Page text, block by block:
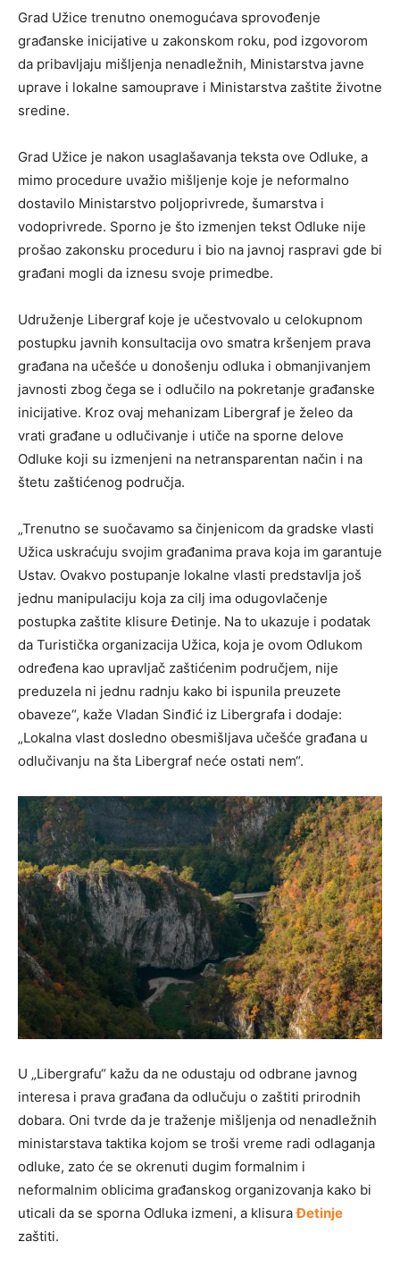
Grad Užice trenutno onemogućava sprovođenje
građanske inicijative u zakonskom roku, pod izgovorom
da pribavljaju mišljenja nenadležnih, Ministarstva javne
uprave i lokalne samouprave i Ministarstva zaštite životne
sredine.
Grad Užice je nakon usaglašavanja teksta ove Odluke, a
mimo procedure uvažio mišljenje koje je neformalno
dostavilo Ministarstvo poljoprivrede, šumarstva i
vodoprivrede. Sporno je što izmenjen tekst Odluke nije
prošao zakonsku proceduru i bio na javnoj raspravi gde bi
građani mogli da iznesu svoje primedbe.
Udruženje Libergraf koje je učestvovalo u celokupnom
postupku javnih konsultacija ovo smatra kršenjem prava
građana na učešće u donošenju odluka i obmanjivanjem
javnosti zbog čega se i odlučilo na pokretanje građanske
inicijative. Kroz ovaj mehanizam Libergraf je želeo da
vrati građane u odlučivanje i utiče na sporne delove
Odluke koji su izmenjeni na netransparentan način i na
štetu zaštićenog područja.
„Trenutno se suočavamo sa činjenicom da gradske vlasti
Užica uskraćuju svojim građanima prava koja im garantuje
Ustav. Ovakvo postupanje lokalne vlasti predstavlja još
jednu manipulaciju koja za cilj ima odugovlačenje
postupka zaštite klisure Đetinje. Na to ukazuje i podatak
da Turistička organizacija Užica, koja je ovom Odlukom
određena kao upravljač zaštićenim područjem, nije
preduzela ni jednu radnju kako bi ispunila preuzete
obaveze“, kaže Vladan Sinđić iz Libergrafa i dodaje:
„Lokalna vlast dosledno obesmišljava učešće građana u
odlučivanju na šta Libergraf neće ostati nem“.
U „Libergrafu“ kažu da ne odustaju od odbrane javnog
interesa i prava građana da odlučuju o zaštiti prirodnih
dobara. Oni tvrde da je traženje mišljenja od nenadležnih
ministarstava taktika kojom se troši vreme radi odlaganja
odluke, zato će se okrenuti dugim formalnim i
neformalnim oblicima građanskog organizovanja kako bi
uticali da se sporna Odluka izmeni, a klisuraĐetinje
zaštiti.